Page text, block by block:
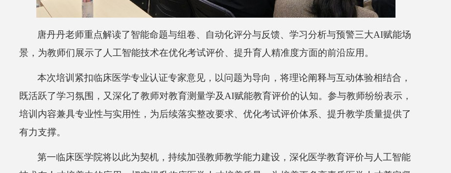
唐丹丹老师重点解读了智能命题与组卷、自动化评分与反馈、学习分析与预警三大AI赋能场
景，为教师们展示了人工智能技术在优化考试评价、提升育人精准度方面的前沿应用。
本次培训紧扣临床医学专业认证专家意见，以问题为导向，将理论阐释与互动体验相结合，
既活跃了学习氛围，又深化了教师对教育测量学及AI赋能教育评价的认知。参与教师纷纷表示，
培训内容兼具专业性与实用性，为后续落实整改要求、优化考试评价体系、提升教学质量提供了
有力支撑。
第一临床医学院将以此为契机，持续加强教师教学能力建设，深化医学教育评价与人工智能